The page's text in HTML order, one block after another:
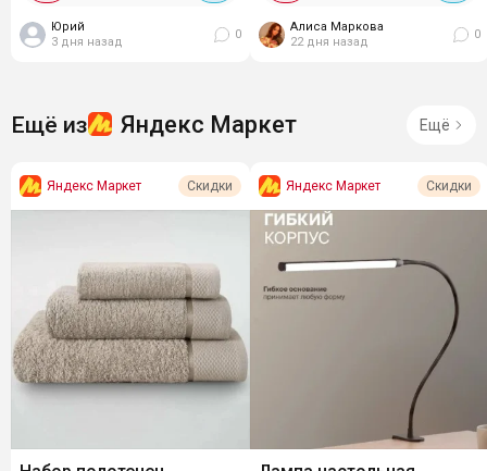
Юрий
3 дня назад
0
Цены приятные,...
Алиса Маркова
22 дня назад
0
Ещё из Яндекс Маркет Ещё
Яндекс Маркет Скидки Яндекс Маркет Скидки